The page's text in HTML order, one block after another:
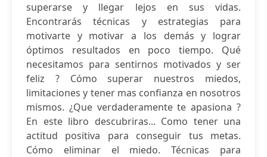
superarse y llegar lejos en sus vidas.
Encontrarás técnicas y estrategias para
motivarte y motivar a los demás y lograr
óptimos resultados en poco tiempo. Qué
necesitamos para sentirnos motivados y ser
feliz ? Cómo superar nuestros miedos,
limitaciones y tener mas confianza en nosotros
mismos. ¿Que verdaderamente te apasiona ?
En este libro descubriras... Como tener una
actitud positiva para conseguir tus metas.
Cómo eliminar el miedo. Técnicas para